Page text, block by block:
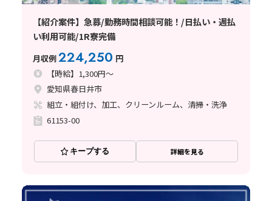
【紹介案件】急募/勤務時間相談可能！/日払い・週払
い利用可能/1R寮完備
月収例224,250 円
【時給】1,300円～
愛知県春日井市
組立・組付け、加工、クリーンルーム、清掃・洗浄
61153-00
キープする 詳細を見る